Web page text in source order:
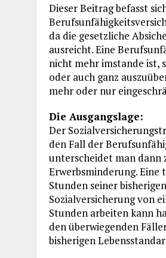
Dieser Beitrag befasst
da die gesetzliche
ausreicht. Eine
nicht mehr imstande ist,
oder auch ganz
mehr oder nur
Die Ausgangslage:
Der
den Fall der
unterscheidet man dann
Erwerbsminderung. Eine
Stunden seiner
Sozialversicherung von
Stunden arbeiten kann
den überwiegenden
bisherigen